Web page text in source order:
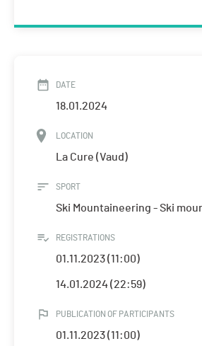
DATE
18.01.2024
LOCATION
La Cure (Vaud)
SPORT
Ski Mountaineering - Ski
REGISTRATIONS
01.11.2023 (11:00)
14.01.2024 (22:59)
PUBLICATION OF PARTICIPANTS
01.11.2023 (11:00)